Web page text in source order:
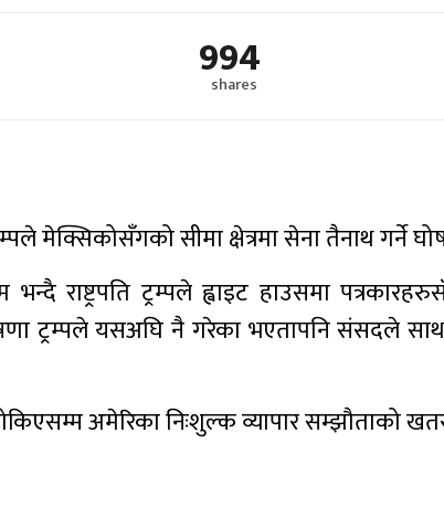
994
shares
मेक्सिकोसँगको सीमा क्षेत्रमा सेना तैनाथ गर्ने
राष्ट्रपति ट्रम्पले ह्वाइट हाउसमा
ट्रम्पले यसअघि नै गरेका भएतापनि संसदले
अमेरिका निःशुल्क व्यापार सम्झौताको